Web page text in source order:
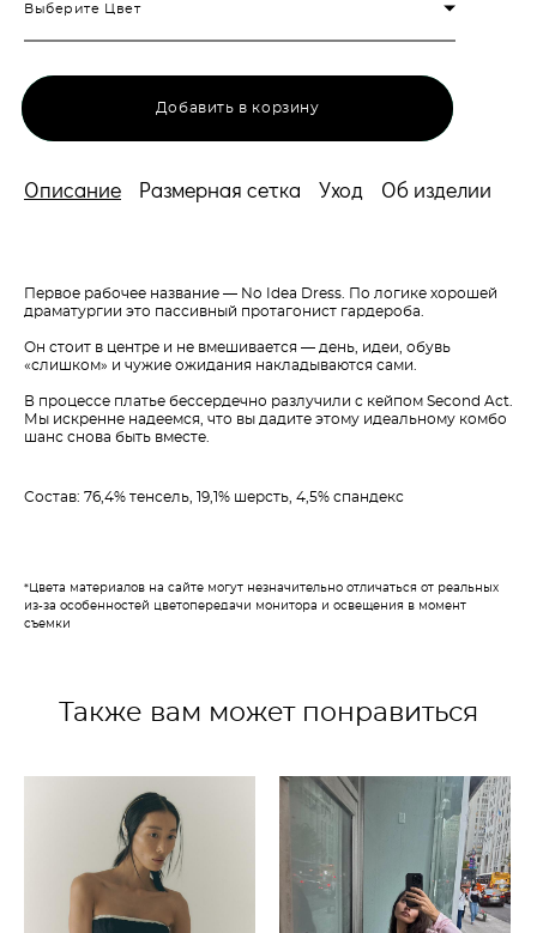
Выберите Цвет
Добавить в корзину
Описание Размерная сетка Уход Об изделии
Первое рабочее название — No Idea Dress. По логике хорошей
драматургии это пассивный протагонист гардероба.
Он стоит в центре и не вмешивается — день, идеи, обувь
«слишком» и чужие ожидания накладываются сами.
В процессе платье бессердечно разлучили с кейпом Second Act.
Мы искренне надеемся, что вы дадите этому идеальному комбо
шанс снова быть вместе.
Состав: 76,4% тенсель, 19,1% шерсть, 4,5% спандекс
*Цвета материалов на сайте могут незначительно отличаться от реальных
из-за особенностей цветопередачи монитора и освещения в момент
съемки
Также вам может понравиться